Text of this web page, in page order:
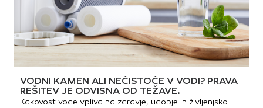
VODNI KAMEN ALI NEČISTOČE V VODI? PRAVA
REŠITEV JE ODVISNA OD TEŽAVE.
Kakovost vode vpliva na zdravje, udobje in življenjsko